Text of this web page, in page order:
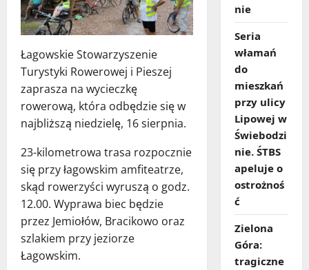
Łagowskie Stowarzyszenie
Turystyki Rowerowej i Pieszej
zaprasza na wycieczkę
rowerową, która odbędzie się w
najbliższą niedzielę, 16 sierpnia.
23-kilometrowa trasa rozpocznie
się przy łagowskim amfiteatrze,
skąd rowerzyści wyruszą o godz.
12.00. Wyprawa biec będzie
przez Jemiołów, Bracikowo oraz
szlakiem przy jeziorze
Łagowskim.
nie
Seria
włamań
do
mieszkań
przy ulicy
Lipowej w
Świebodzi
nie. ŚTBS
apeluje o
ostrożnoś
ć
Zielona
Góra:
tragiczne